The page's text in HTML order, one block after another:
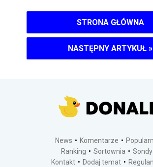
STRONA GŁÓWNA
NASTĘPNY ARTYKUŁ »
News Komentarze
Ranking
Sortownia
Sondy
Kontakt
Dodaj temat